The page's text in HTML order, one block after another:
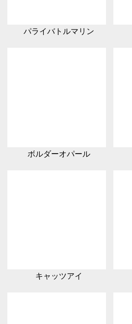
パライバトルマリン
ボルダーオパール
キャッツアイ